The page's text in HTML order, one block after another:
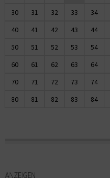
30
31 32 33 34
40
41 42 43 44
50
51 52 53 54
60
61 62 63 64
70
71 72 73 74
80
81 82 83 84
ANZEIGEN